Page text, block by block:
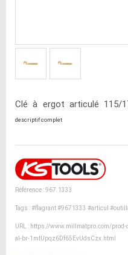
Clé à ergot articulé 115/
descriptif complet
Référence : 967.1333
Tags :#flagrant#9671333 #articul
URL : https://www.millmatpro.com/prod-
al-br-1mtUpqz6Df65EvUdsCzx.html